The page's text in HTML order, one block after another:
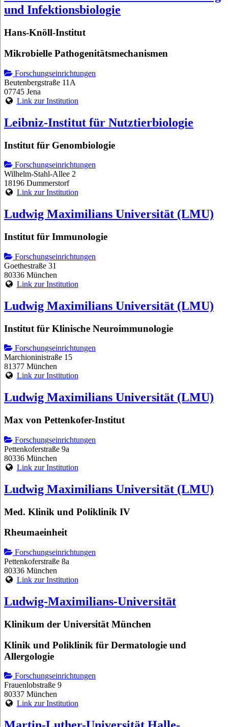
und Infektionsbiologie
Hans-Knöll-Institut
Mikrobielle Pathogenitätsmechanismen
Forschungseinrichtungen
Beutenbergstraße 11A
07745 Jena
Link zur Institution
Leibniz-Institut für Nutztierbiologie
Institut für Genombiologie
Forschungseinrichtungen
Wilhelm-Stahl-Allee 2
18196 Dummerstorf
Link zur Institution
Ludwig Maximilians Universität (LMU)
Institut für Immunologie
Forschungseinrichtungen
Goethestraße 31
80336 München
Link zur Institution
Ludwig Maximilians Universität (LMU)
Institut für Klinische Neuroimmunologie
Forschungseinrichtungen
Marchioninistraße 15
81377 München
Link zur Institution
Ludwig Maximilians Universität (LMU)
Max von Pettenkofer-Institut
Forschungseinrichtungen
Pettenkoferstraße 9a
80336 München
Link zur Institution
Ludwig Maximilians Universität (LMU)
Med. Klinik und Poliklinik IV
Rheumaeinheit
Forschungseinrichtungen
Pettenkoferstraße 8a
80336 München
Link zur Institution
Ludwig-Maximilians-Universität
Klinikum der Universität München
Klinik und Poliklinik für Dermatologie und
Allergologie
Forschungseinrichtungen
Frauenlobstraße 9
80337 München
Link zur Institution